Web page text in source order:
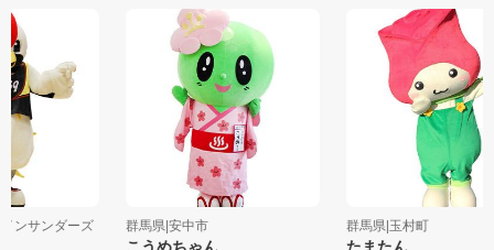
インサンダーズ 群馬県|安中市 群馬県|玉村町